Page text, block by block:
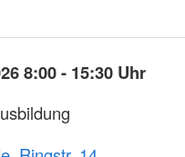
8:00 - 15:30 Uhr